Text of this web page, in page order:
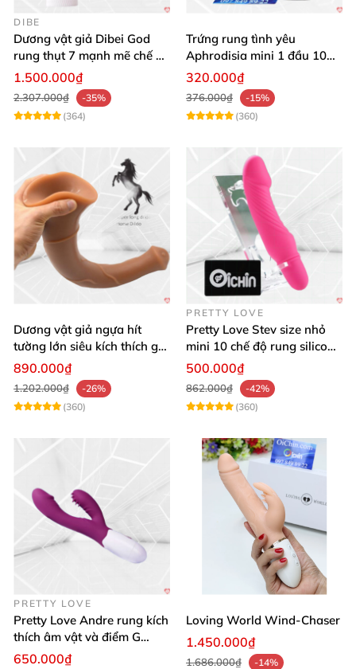
DIBE
Dương vật giả Dibei God
rung thụt 7 mạnh mẽ chế độ
tỏa nhiệt
1.500.000₫
2.307.000₫
-35%
(364)
Trứng rung tình yêu
Aphrodisia mini 1 đầu 10
chế độ rung đa năng
320.000₫
376.000₫
-15%
(360)
Dương vật giả ngựa hít
tường lớn siêu kích thích gai
nổi
890.000₫
1.202.000₫
-26%
(360)
PRETTY LOVE
Pretty Love Stev size nhỏ
mini 10 chế độ rung silicone
mềm
500.000₫
862.000₫
-42%
(360)
PRETTY LOVE
Pretty Love Andre rung kích
thích âm vật và điểm G
mạnh mẽ
650.000₫
Loving World Wind-Chaser
1.450.000₫
1.686.000₫
-14%